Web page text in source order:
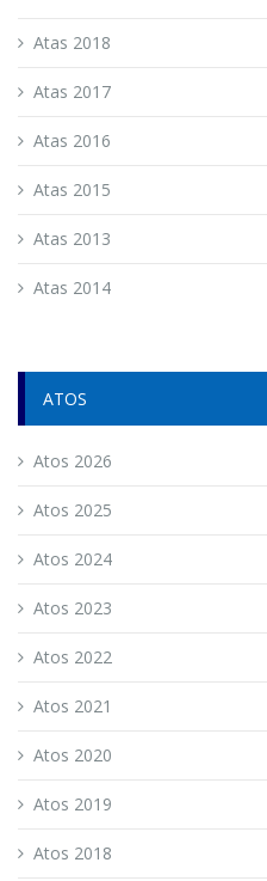
Atas 2018
Atas 2017
Atas 2016
Atas 2015
Atas 2013
Atas 2014
ATOS
Atos 2026
Atos 2025
Atos 2024
Atos 2023
Atos 2022
Atos 2021
Atos 2020
Atos 2019
Atos 2018